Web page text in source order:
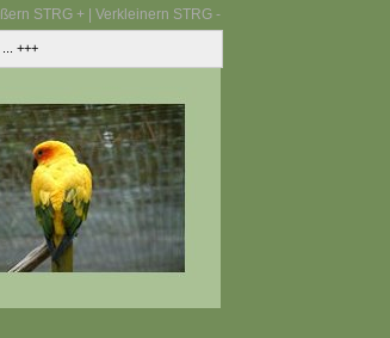
STRG + | Verkleinern STRG -
+++